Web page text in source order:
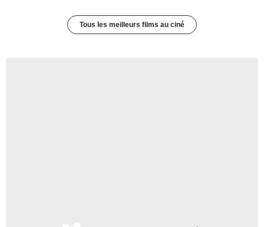
Tous les meilleurs films au ciné